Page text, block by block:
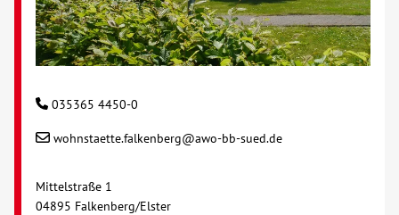
035365 4450-0
wohnstaette.falkenberg@awo-bb-sued.de
Mittelstraße 1
04895 Falkenberg/Elster